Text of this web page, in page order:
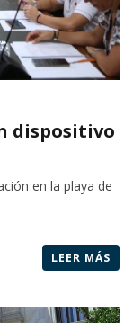
dispositivo
en la playa de
LEER MÁS